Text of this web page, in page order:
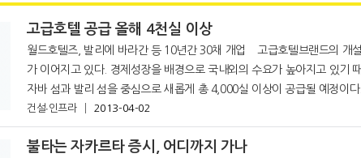
고급호텔 공급 올해 4천실 이상
월드호텔즈, 발리에 바라간 등 10년간 30채 개업 고급호텔브랜드의 개설준비
가 이어지고 있다. 경제성장을 배경으로 국내외의 수요가 높아지고 있기 때문에,
자바 섬과 발리 섬을 중심으로 새롭게 총 4,000실 이상이 공급될 예정이다. 자카
건설∙인프라 2013-04-02
불타는 자카르타 증시, 어디까지 가나